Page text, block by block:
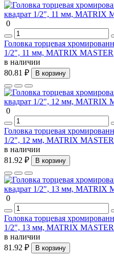
0
Головка торцевая
1/2", 11 мм, MATRIX MASTER
в наличии
80.81 ₽
В корзину
0
Головка торцевая
1/2", 12 мм, MATRIX MASTER
в наличии
81.92 ₽
В корзину
0
Головка торцевая
1/2", 13 мм, MATRIX MASTER
в наличии
81.92 ₽
В корзину